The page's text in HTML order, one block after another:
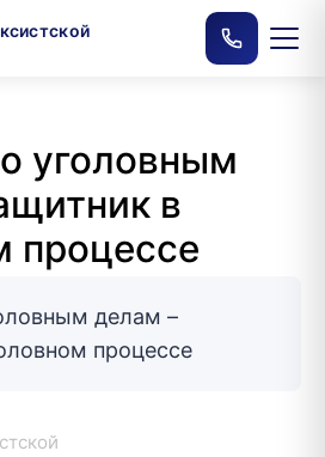
уголовным
в
процессе
делам –
процессе